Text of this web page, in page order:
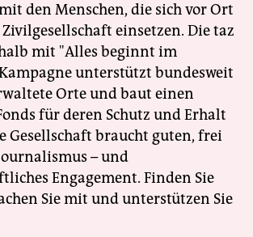
den Menschen, die sich vor Ort
einsetzen. Die taz
mit "Alles beginnt im
unterstützt bundesweit
Orte und baut einen
für deren Schutz und Erhalt
Gesellschaft braucht guten, frei
– und
Engagement. Finden Sie
Sie mit und unterstützen Sie